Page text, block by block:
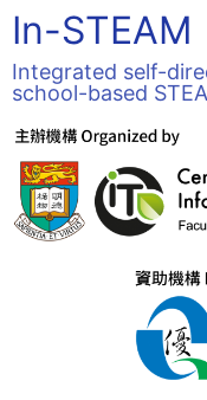
In-STEAM
Integrated self-
school-based